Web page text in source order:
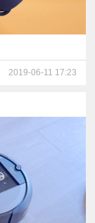
2019-06-11 17:23